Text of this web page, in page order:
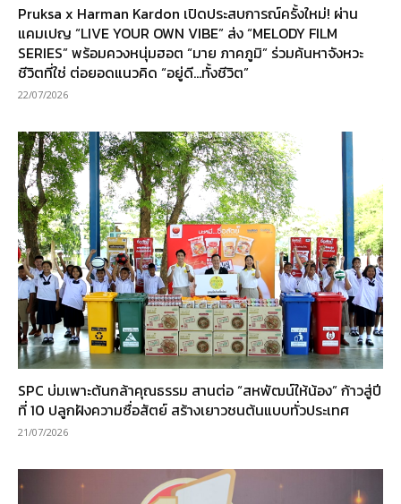
Pruksa x Harman Kardon เปิดประสบการณ์ครั้งใหม่! ผ่าน
แคมเปญ “LIVE YOUR OWN VIBE” ส่ง “MELODY FILM
SERIES” พร้อมควงหนุ่มฮอต “มาย ภาคภูมิ” ร่วมค้นหาจังหวะ
ชีวิตที่ใช่ ต่อยอดแนวคิด “อยู่ดี…ทั้งชีวิต”
22/07/2026
SPC บ่มเพาะต้นกล้าคุณธรรม สานต่อ “สหพัฒน์ให้น้อง” ก้าวสู่ปี
ที่ 10 ปลูกฝังความซื่อสัตย์ สร้างเยาวชนต้นแบบทั่วประเทศ
21/07/2026